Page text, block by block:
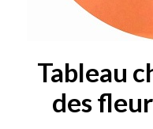
Tableau
des